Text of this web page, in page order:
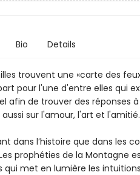
Bio Details
trouvent une «carte des
pour l'une d'entre elles qui
afin de trouver des réponses
sur l'amour, l'art et l'amitié.
dans l’histoire que dans les
prophéties de la Montagne
qui met en lumière les